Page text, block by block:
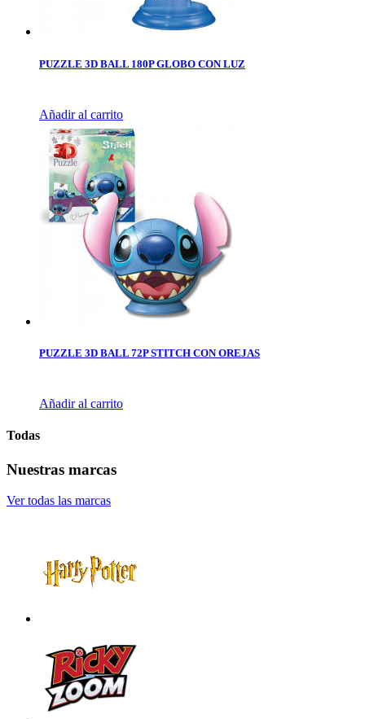
PUZZLE 3D BALL 180P GLOBO CON LUZ
Añadir al carrito
PUZZLE 3D BALL 72P STITCH CON OREJAS
Añadir al carrito
Todas
Nuestras marcas
Ver todas las marcas